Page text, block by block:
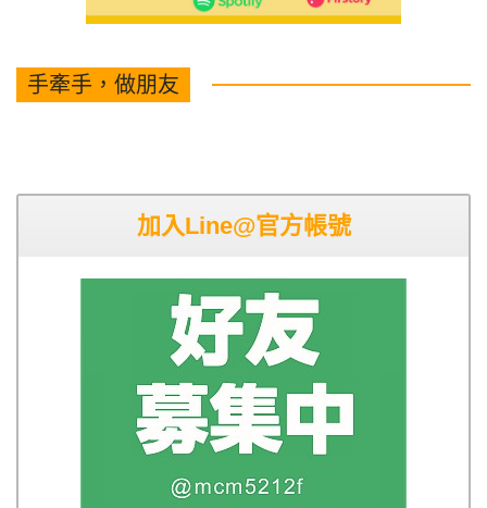
手牽手，做朋友
加入Line@官方帳號